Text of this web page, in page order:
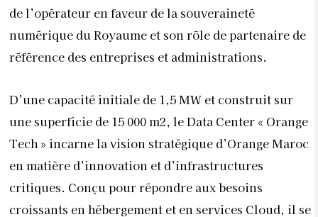
de l’opérateur en faveur de la souveraineté
numérique du Royaume et son rôle de partenaire de
référence des entreprises et administrations.
D’une capacité initiale de 1,5 MW et construit sur
une superficie de 15 000 m2, le Data Center « Orange
Tech » incarne la vision stratégique d’Orange Maroc
en matière d’innovation et d’infrastructures
critiques. Conçu pour répondre aux besoins
croissants en hébergement et en services Cloud, il se